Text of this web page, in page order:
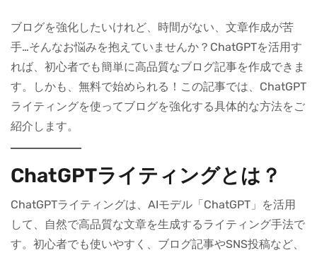
ブログを強化したいけれど、時間がない、文章作成が苦
手…そんなお悩みを抱えていませんか？ChatGPTを活用す
れば、初心者でも簡単に高品質なブログ記事を作成できま
す。しかも、無料で始められる！この記事では、ChatGPT
ライティングを使ってブログを強化する具体的な方法をご
紹介します。
ChatGPTライティングとは？
ChatGPTライティングは、AIモデル「ChatGPT」を活用
して、自然で高品質な文章を生成するライティング手法で
す。初心者でも使いやすく、ブログ記事やSNS投稿など、